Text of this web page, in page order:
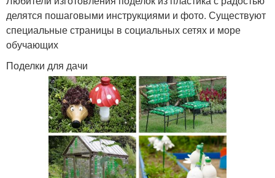
делятся пошаговыми инструкциями и фото. Существуют
специальные страницы в социальных сетях и море
обучающих
Поделки для дачи